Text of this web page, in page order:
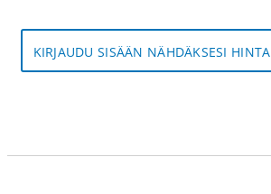
KIRJAUDU SISÄÄN NÄHDÄKSESI HINTA